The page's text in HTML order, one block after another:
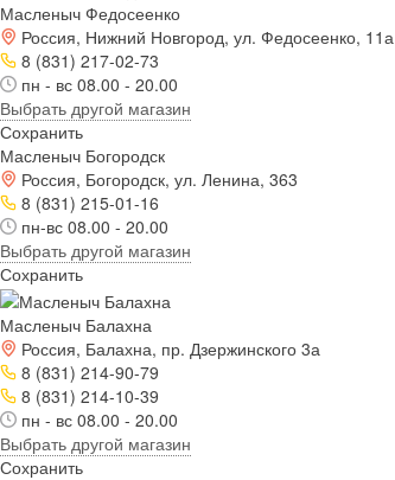
Масленыч Федосеенко
Россия, Нижний Новгород, ул. Федосеенко, 11а
8 (831) 217-02-73
пн - вс 08.00 - 20.00
Выбрать другой магазин
Сохранить
Масленыч Богородск
Россия, Богородск, ул. Ленина, 363
8 (831) 215-01-16
пн-вс 08.00 - 20.00
Выбрать другой магазин
Сохранить
Масленыч Балахна
Россия, Балахна, пр. Дзержинского 3а
8 (831) 214-90-79
8 (831) 214-10-39
пн - вс 08.00 - 20.00
Выбрать другой магазин
Сохранить